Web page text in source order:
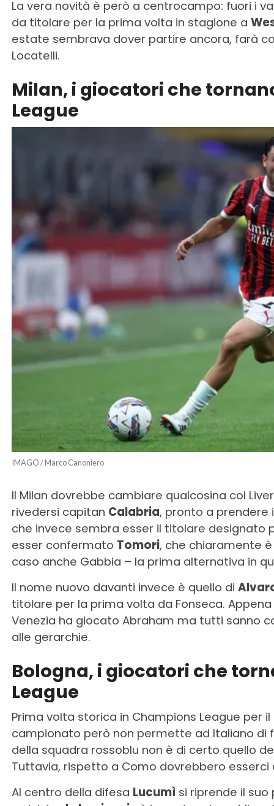
La vera novità è però a centrocampo: fuori i
da titolare per la prima volta in stagione a
estate sembrava dover partire ancora, farà
Locatelli.
Milan, i giocatori che
League
IMAGO / Marco Canoniero
Il Milan dovrebbe cambiare qualcosina col
rivedersi capitan Calabria, pronto a prendere
che invece sembra esser il titolare designato
esser confermato Tomori, che chiaramente
caso anche Gabbia – la prima alternativa in
Il nome nuovo davanti invece è quello di
titolare per la prima volta da Fonseca.
Venezia ha giocato Abraham ma tutti sanno
alle gerarchie.
Bologna, i giocatori che
League
Prima volta storica in Champions League per
campionato però non permette ad Italiano di
della squadra rossoblu non è di certo quello
Tuttavia, rispetto a Como dovrebbero esserci
Al centro della difesa Lucumì si riprende il